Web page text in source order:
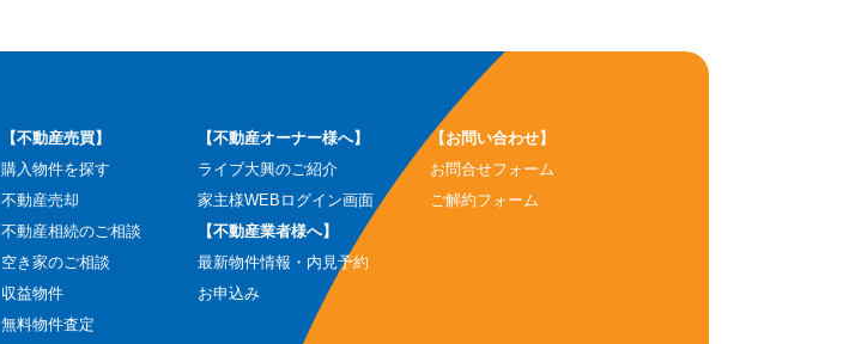
【不動産売買】
購入物件を探す
不動産売却
不動産相続のご相談
空き家のご相談
収益物件
無料物件査定
【不動産オーナー様へ】
ライブ大興のご紹介
家主様WEBログイン画面
【不動産業者様へ】
最新物件情報・内見予約
お申込み
【お問い合わせ】
お問合せフォーム
ご解約フォーム